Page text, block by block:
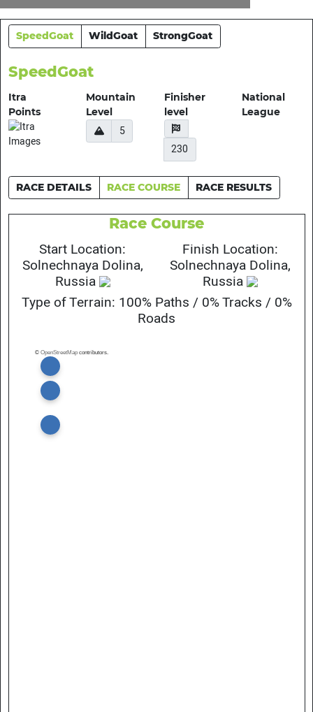
SpeedGoat WildGoat StrongGoat
SpeedGoat
Itra
Points
Mountain
Level
5
Finisher
level
230
National
League
RACE DETAILS RACE COURSE RACE RESULTS
Race Course
Start Location:
Solnechnaya Dolina,
Russia
Finish Location:
Solnechnaya Dolina,
Russia
Type of Terrain: 100% Paths / 0% Tracks / 0%
Roads
© OpenStreetMap contributors.